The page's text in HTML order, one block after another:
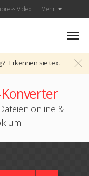
Video Mehr
Erkennen sie text
Konverter
online &
um